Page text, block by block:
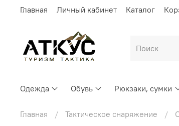
Главная Личный кабинет Каталог
Одежда Обувь Рюкзаки, сумки
Главная Тактическое снаряжение